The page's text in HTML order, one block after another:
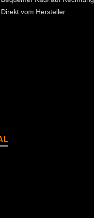
Direkt vom Hersteller